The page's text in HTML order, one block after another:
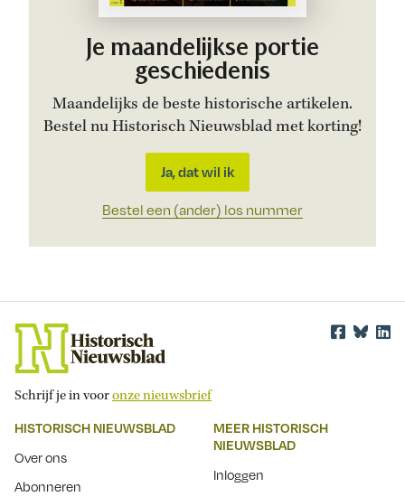
Je maandelijkse portie
geschiedenis
Maandelijks de beste historische artikelen.
Bestel nu Historisch Nieuwsblad met korting!
Ja, dat wil ik
Bestel een (ander) los nummer
Schrijf je in vooronze nieuwsbrief
HISTORISCH NIEUWSBLAD
Over ons
Abonneren
MEER HISTORISCH
NIEUWSBLAD
Inloggen